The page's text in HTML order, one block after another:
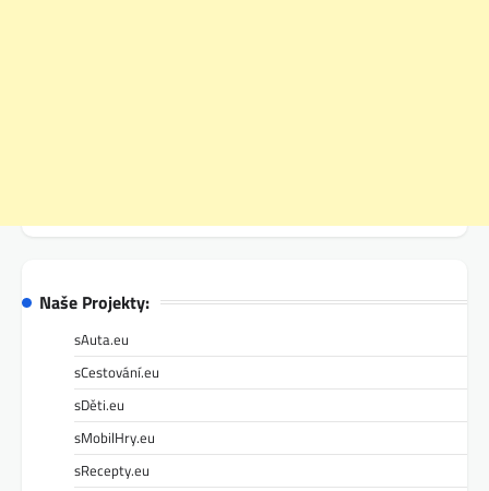
Naše Projekty:
sAuta.eu
sCestování.eu
sDěti.eu
sMobilHry.eu
sRecepty.eu